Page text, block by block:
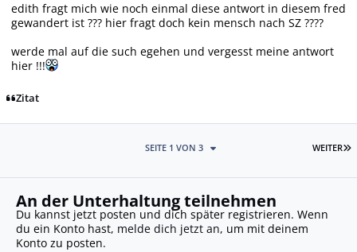
edith fragt mich wie noch einmal diese antwort in diesem fred
gewandert ist ??? hier fragt doch kein mensch nach SZ ????
werde mal auf die such egehen und vergesst meine antwort
hier !!!
Zitat
WEITER
SEITE 1 VON 3
An der Unterhaltung teilnehmen
Du kannst jetzt posten und dich später registrieren. Wenn
du ein Konto hast, melde dich jetzt an, um mit deinem
Konto zu posten.